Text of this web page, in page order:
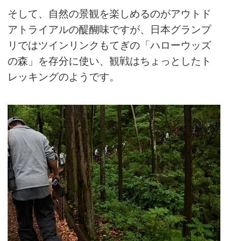
そして、自然の景観を楽しめるのがアウトド
アトライアルの醍醐味ですが、日本グランプ
リではツインリンクもてぎの「ハローウッズ
の森」を存分に使い、観戦はちょっとしたト
レッキングのようです。